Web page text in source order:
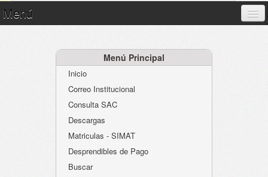
Menú
Atención al Ciudadano
Instituciones Educativas
Despacho Secretaría
Evaluación desempeño
Menú Principal
Inicio
Correo Institucional
Consulta SAC
Descargas
Matriculas - SIMAT
Desprendibles de Pago
Buscar